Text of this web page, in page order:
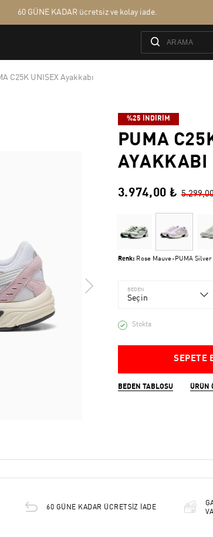
C25K UNISEX Ayakkabı
%25 İNDİRİM
PUMA
AYAKKABI
3.974,00 ₺
Renk: Rose Mauve-PUMA Silver
BEDEN
Seçin
Stokta
SEPETE
BEDEN TABLOSU ÜRÜN
60 GÜNE KADAR ÜCRETSİZ İADE